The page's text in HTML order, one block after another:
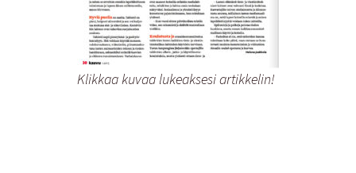
Klikkaa kuvaa lukeaksesi artikkelin!